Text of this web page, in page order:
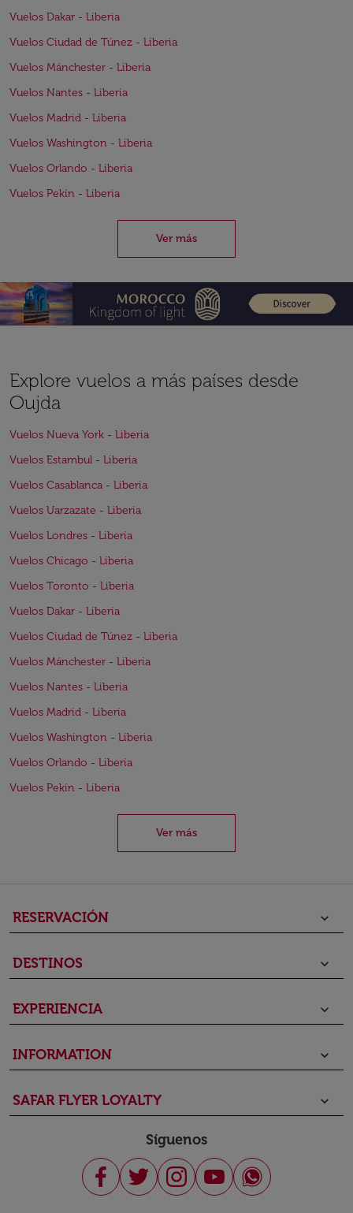
Vuelos Dakar - Liberia
Vuelos Ciudad de Túnez - Liberia
Vuelos Mánchester - Liberia
Vuelos Nantes - Liberia
Vuelos Madrid - Liberia
Vuelos Washington - Liberia
Vuelos Orlando - Liberia
Vuelos Pekín - Liberia
Ver más
Explore vuelos a más países desde
Oujda
Vuelos Nueva York - Liberia
Vuelos Estambul - Liberia
Vuelos Casablanca - Liberia
Vuelos Uarzazate - Liberia
Vuelos Londres - Liberia
Vuelos Chicago - Liberia
Vuelos Toronto - Liberia
Vuelos Dakar - Liberia
Vuelos Ciudad de Túnez - Liberia
Vuelos Mánchester - Liberia
Vuelos Nantes - Liberia
Vuelos Madrid - Liberia
Vuelos Washington - Liberia
Vuelos Orlando - Liberia
Vuelos Pekín - Liberia
Ver más
RESERVACIÓN keyboard_arrow_down
DESTINOS keyboard_arrow_down
EXPERIENCIA keyboard_arrow_down
INFORMATION keyboard_arrow_down
SAFAR FLYER LOYALTY keyboard_arrow_down
Síguenos